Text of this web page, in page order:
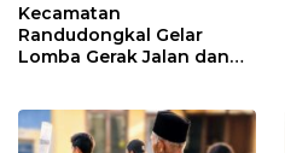
Kecamatan
Randudongkal Gelar
Lomba Gerak Jalan dan